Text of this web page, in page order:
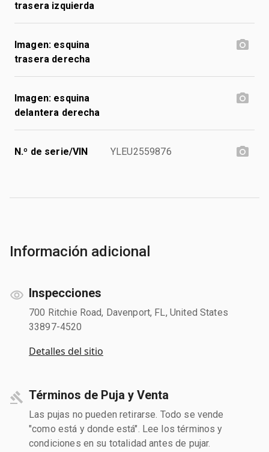
trasera izquierda
Imagen: esquina
trasera derecha
Imagen: esquina
delantera derecha
N.º de serie/VIN YLEU2559876
Información adicional
Inspecciones
700 Ritchie Road, Davenport, FL, United States
33897-4520
Detalles del sitio
Términos de Puja y Venta
Las pujas no pueden retirarse. Todo se vende
"como está y donde está". Lee los términos y
condiciones en su totalidad antes de pujar.